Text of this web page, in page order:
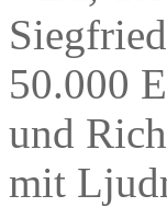
50.000
und
mit